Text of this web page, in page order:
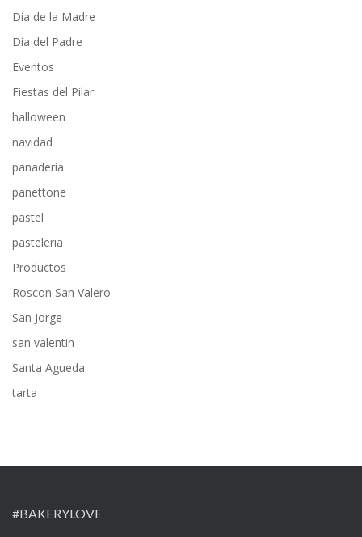
Día de la Madre
Día del Padre
Eventos
Fiestas del Pilar
halloween
navidad
panadería
panettone
pastel
pasteleria
Productos
Roscon San Valero
San Jorge
san valentin
Santa Agueda
tarta
#BAKERYLOVE